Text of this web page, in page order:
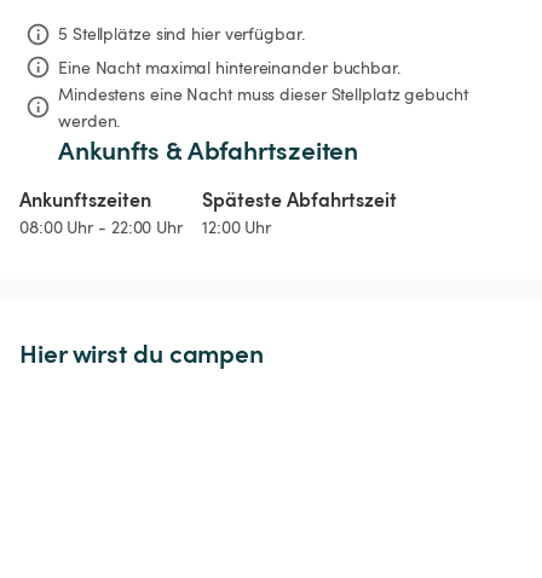
5 Stellplätze sind hier verfügbar.
Eine Nacht maximal hintereinander buchbar.
Mindestens eine Nacht muss dieser Stellplatz gebucht
werden.
Ankunfts & Abfahrtszeiten
Ankunftszeiten
08:00 Uhr - 22:00 Uhr
Späteste Abfahrtszeit
12:00 Uhr
Hier wirst du campen